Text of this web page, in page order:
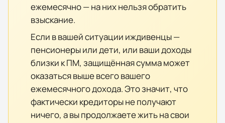
ежемесячно — на них нельзя обратить
взыскание.
Если в вашей ситуации иждивенцы —
пенсионеры или дети, или ваши доходы
близки к ПМ, защищённая сумма может
оказаться выше всего вашего
ежемесячного дохода. Это значит, что
фактически кредиторы не получают
ничего, а вы продолжаете жить на свои